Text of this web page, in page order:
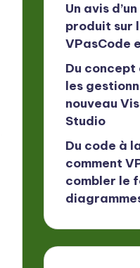
Un avis
produit sur
VPasCode
Du concept
les
nouveau
Studio
Du code à
comment
combler le